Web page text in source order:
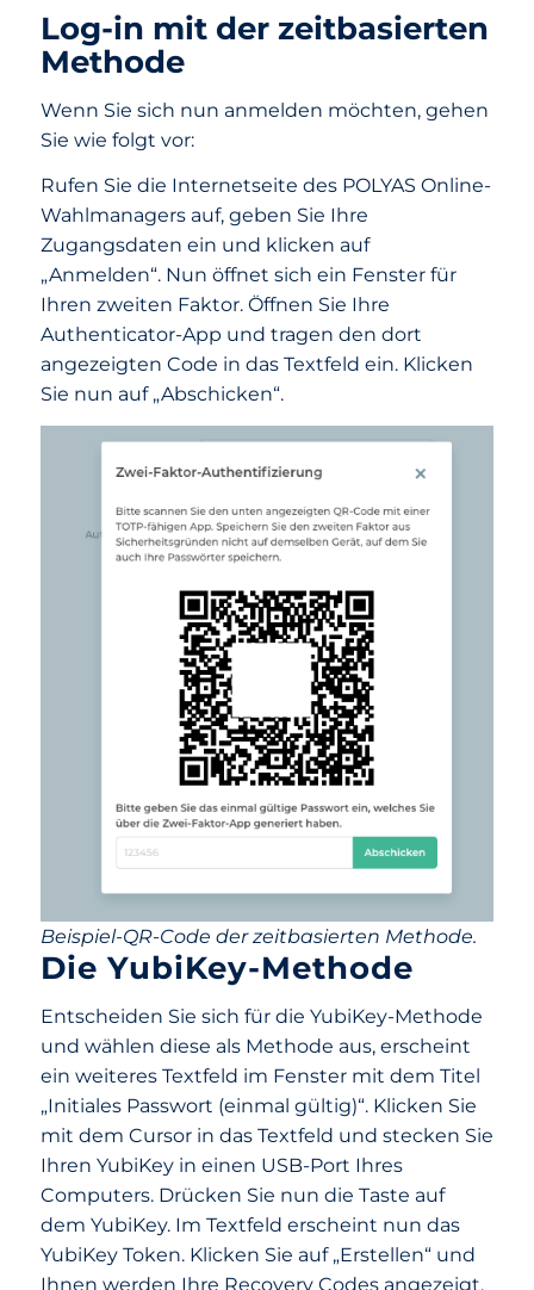
Log-in mit der zeitbasierten
Methode
Wenn Sie sich nun anmelden möchten, gehen
Sie wie folgt vor:
Rufen Sie die Internetseite des POLYAS Online-
Wahlmanagers auf, geben Sie Ihre
Zugangsdaten ein und klicken auf
„Anmelden“. Nun öffnet sich ein Fenster für
Ihren zweiten Faktor. Öffnen Sie Ihre
Authenticator-App und tragen den dort
angezeigten Code in das Textfeld ein. Klicken
Sie nun auf „Abschicken“.
Beispiel-QR-Code der zeitbasierten Methode.
Die YubiKey-Methode
Entscheiden Sie sich für die YubiKey-Methode
und wählen diese als Methode aus, erscheint
ein weiteres Textfeld im Fenster mit dem Titel
„Initiales Passwort (einmal gültig)“. Klicken Sie
mit dem Cursor in das Textfeld und stecken Sie
Ihren YubiKey in einen USB-Port Ihres
Computers. Drücken Sie nun die Taste auf
dem YubiKey. Im Textfeld erscheint nun das
YubiKey Token. Klicken Sie auf „Erstellen“ und
Ihnen werden Ihre Recovery Codes angezeigt.